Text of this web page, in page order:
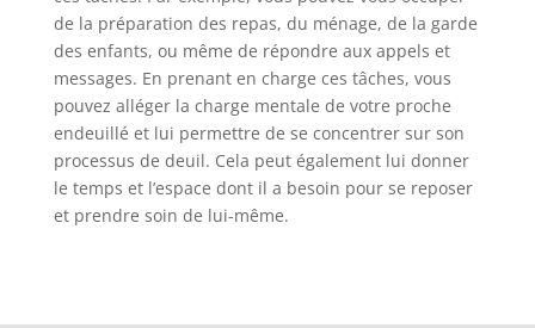
de la préparation des repas, du ménage, de la garde
des enfants, ou même de répondre aux appels et
messages. En prenant en charge ces tâches, vous
pouvez alléger la charge mentale de votre proche
endeuillé et lui permettre de se concentrer sur son
processus de deuil. Cela peut également lui donner
le temps et l’espace dont il a besoin pour se reposer
et prendre soin de lui-même.